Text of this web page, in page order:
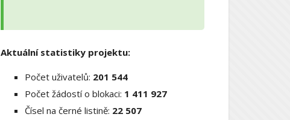
Aktuální statistiky projektu:
Počet uživatelů: 201 544
Počet žádostí o blokaci: 1 411 927
Čísel na černé listině: 22 507